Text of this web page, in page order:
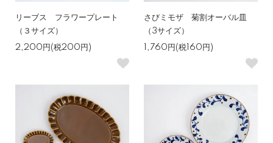
リーブス フラワープレート
（３サイズ）
2,200円(税200円)
さびミモザ 菊割オーバル皿
（3サイズ）
1,760円(税160円)